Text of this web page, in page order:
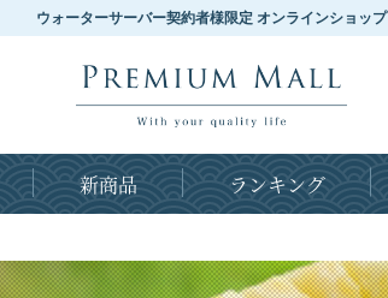
ウォーターサーバー契約者様限定 オンラインショップ
新商品 ランキング